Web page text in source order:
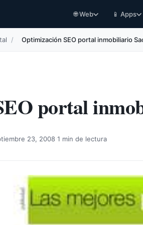
🌐 Web 📱 Apps
/ Optimización SEO portal inmobiliario
portal
23, 2008 1 min de lectura